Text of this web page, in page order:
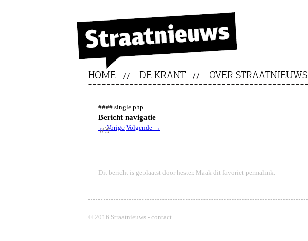
HOME DE KRANT OVER STRAATNIEUWS
#### single.php
Bericht navigatie
←Vorige Volgende →
#3
Dit bericht is geplaatst door hester. Maak dit favoriet permalink.
© 2016 Straatnieuws - contact